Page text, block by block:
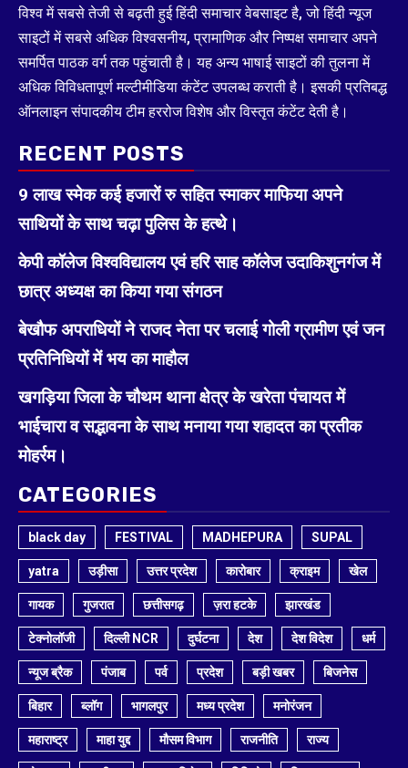
विश्व में सबसे तेजी से बढ़ती हुई हिंदी समाचार वेबसाइट है, जो हिंदी न्यूज
साइटों में सबसे अधिक विश्वसनीय, प्रामाणिक और निष्पक्ष समाचार अपने
समर्पित पाठक वर्ग तक पहुंचाती है। यह अन्य भाषाई साइटों की तुलना में
अधिक विविधतापूर्ण मल्टीमीडिया कंटेंट उपलब्ध कराती है। इसकी प्रतिबद्ध
ऑनलाइन संपादकीय टीम हररोज विशेष और विस्तृत कंटेंट देती है।
RECENT POSTS
9 लाख स्मेक कई हजारों रु सहित स्माकर माफिया अपने
साथियों के साथ चढ़ा पुलिस के हत्थे।
केपी कॉलेज विश्वविद्यालय एवं हरि साह कॉलेज उदाकिशुनगंज में
छात्र अध्यक्ष का किया गया संगठन
बेखौफ अपराधियों ने राजद नेता पर चलाई गोली ग्रामीण एवं जन
प्रतिनिधियों में भय का माहौल
खगड़िया जिला के चौथम थाना क्षेत्र के खरेता पंचायत में
भाईचारा व सद्भावना के साथ मनाया गया शहादत का प्रतीक
मोहर्रम।
CATEGORIES
black day FESTIVAL MADHEPURA SUPAL
yatra उड़ीसा उत्तर प्रदेश कारोबार क्राइम खेल
गायक गुजरात छत्तीसगढ़ ज़रा हटके झारखंड
टेक्नोलॉजी दिल्ली NCR दुर्घटना देश देश विदेश धर्म
न्यूज ब्रैक पंजाब पर्व प्रदेश बड़ी खबर बिजनेस
बिहार ब्लॉग भागलपुर मध्य प्रदेश मनोरंजन
महाराष्ट्र माहा युद्द मौसम विभाग राजनीति राज्य